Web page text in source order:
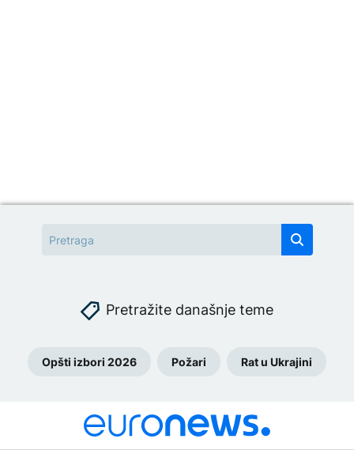
Pretražite današnje teme
Opšti izbori 2026 Požari Rat u Ukrajini